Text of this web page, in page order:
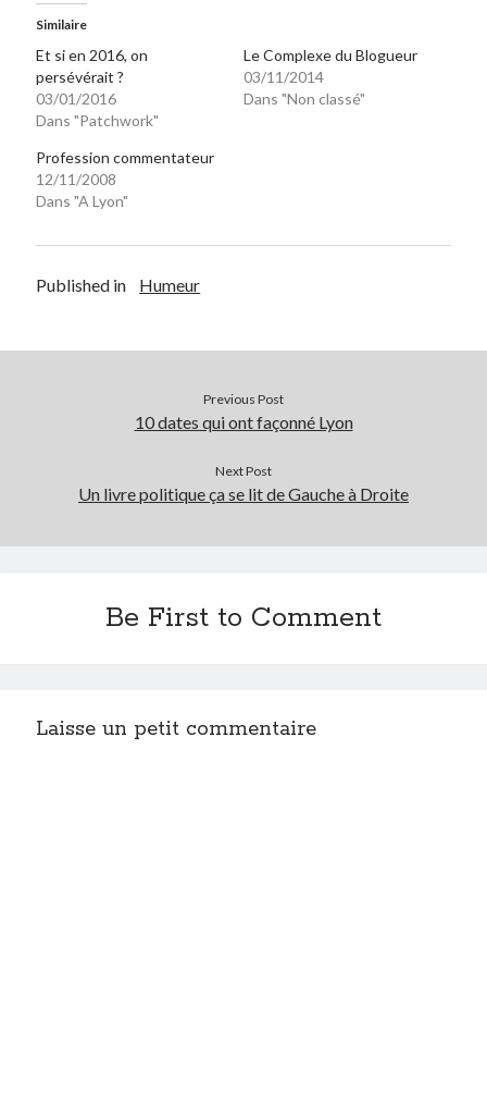
Similaire
Et si en 2016, on
persévérait ?
03/01/2016
Dans "Patchwork"
Le Complexe du Blogueur
03/11/2014
Dans "Non classé"
Profession commentateur
12/11/2008
Dans "A Lyon"
Published in Humeur
Previous Post
10 dates qui ont façonné Lyon
Next Post
Un livre politique ça se lit de Gauche à Droite
Be First to Comment
Laisse un petit commentaire